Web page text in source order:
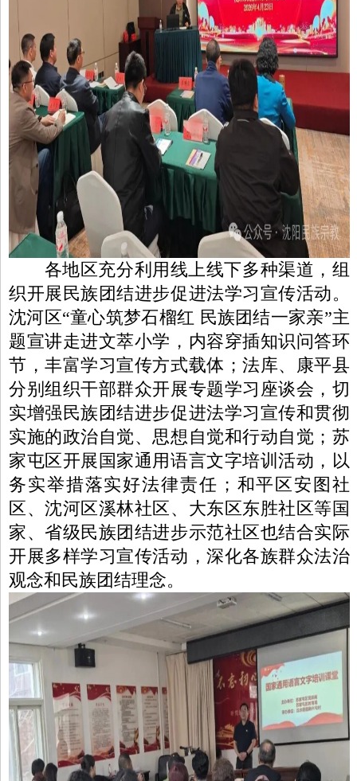
各地区充分利用线上线下多种渠道，组
织开展民族团结进步促进法学习宣传活动。
沈河区“童心筑梦石榴红 民族团结一家亲”主
题宣讲走进文萃小学，内容穿插知识问答环
节，丰富学习宣传方式载体；法库、康平县
分别组织干部群众开展专题学习座谈会，切
实增强民族团结进步促进法学习宣传和贯彻
实施的政治自觉、思想自觉和行动自觉；苏
家屯区开展国家通用语言文字培训活动，以
务实举措落实好法律责任；和平区安图社
区、沈河区溪林社区、大东区东胜社区等国
家、省级民族团结进步示范社区也结合实际
开展多样学习宣传活动，深化各族群众法治
观念和民族团结理念。